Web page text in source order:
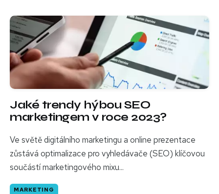
Jaké trendy hýbou SEO
marketingem v roce 2023?
Ve světě digitálního marketingu a online prezentace
zůstává optimalizace pro vyhledávače (SEO) klíčovou
součástí marketingového mixu...
MARKETING